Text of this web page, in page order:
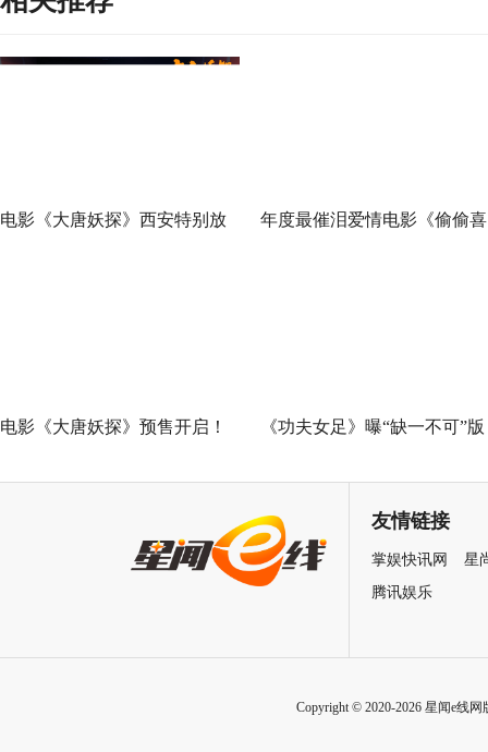
电影《大唐妖探》西安特别放 年度最催泪爱情电影《偷偷喜
电影《大唐妖探》预售开启！ 《功夫女足》曝“缺一不可”版
力量 友情链接
掌娱快讯网
星
腾讯娱乐
Copyright © 2020-2026 星闻e线